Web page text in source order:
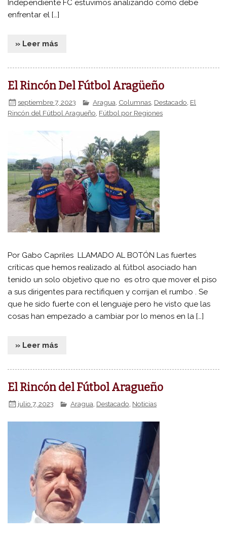
Independiente FC estuvimos analizando cómo debe
enfrentar el […]
» Leer más
El Rincón Del Fútbol Aragüeño
septiembre 7, 2023 Aragua Columnas Destacado El
Rincón del Fútbol Aragueño, Fútbol por Regiones
Por Gabo Capriles LLAMADO AL BOTÓN Las fuertes
críticas que hemos realizado al fútbol asociado han
tenido un solo objetivo que no es otro que mover el piso
a sus dirigentes para rectifiquen y corrijan el rumbo . Se
que he sido fuerte con el lenguaje pero he visto que las
cosas han empezado a cambiar por lo menos en la […]
» Leer más
El Rincón del Fútbol Aragueño
julio 7, 2023 Aragua Destacado Noticias